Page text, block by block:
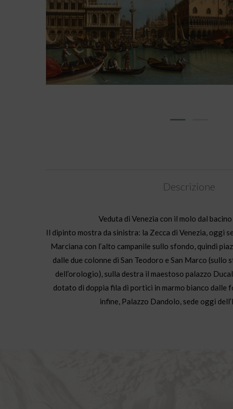
Descrizione
Veduta di Venezia con il molo dal
Il dipinto mostra da sinistra: la Zecca di Venezia, oggi
Marciana con l’alto campanile sullo sfondo, quindi
dalle due colonne di San Teodoro e San Marco
dell’orologio), sulla destra il maestoso palazzo
dotato di doppia fila di portici in marmo bianco dalle
infine, Palazzo Dandolo, sede oggi